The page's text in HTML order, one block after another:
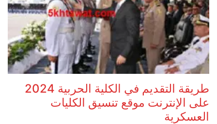
طريقة التقديم في الكلية الحربية 2024
على الإنترنت موقع تنسيق الكليات
العسكرية